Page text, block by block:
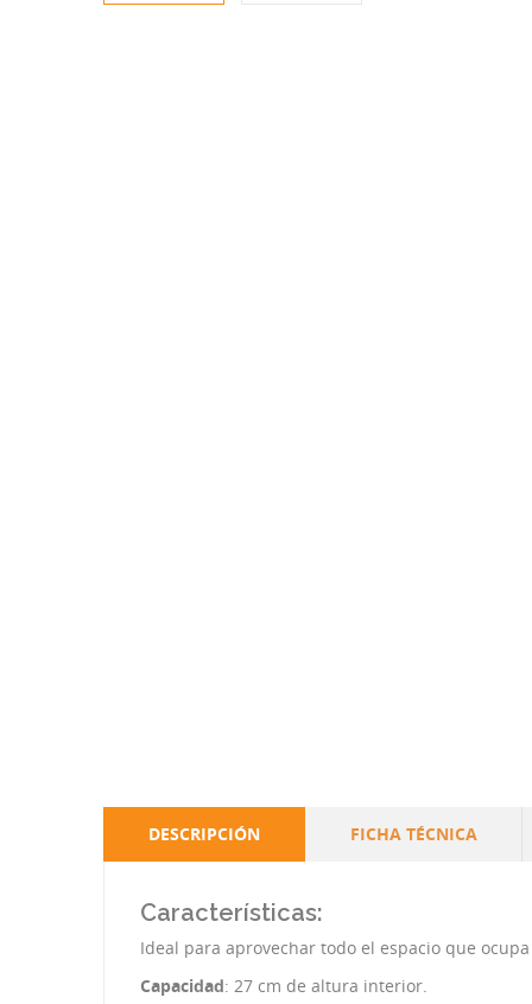
DESCRIPCIÓN FICHA TÉCNICA
Características:
Ideal para aprovechar todo el espacio que
Capacidad: 27 cm de altura interior.